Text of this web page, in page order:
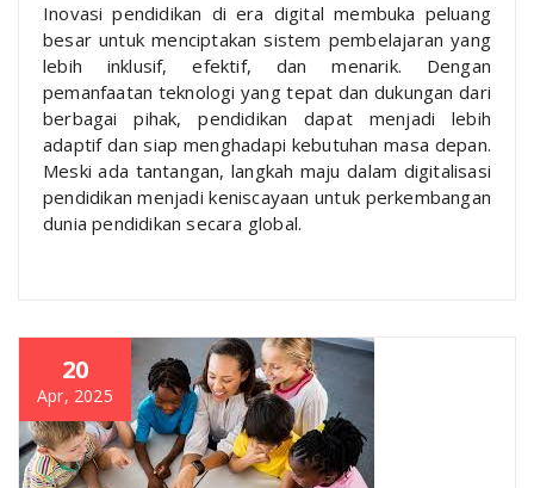
Inovasi pendidikan di era digital membuka peluang
besar untuk menciptakan sistem pembelajaran yang
lebih inklusif, efektif, dan menarik. Dengan
pemanfaatan teknologi yang tepat dan dukungan dari
berbagai pihak, pendidikan dapat menjadi lebih
adaptif dan siap menghadapi kebutuhan masa depan.
Meski ada tantangan, langkah maju dalam digitalisasi
pendidikan menjadi keniscayaan untuk perkembangan
dunia pendidikan secara global.
20
Apr, 2025